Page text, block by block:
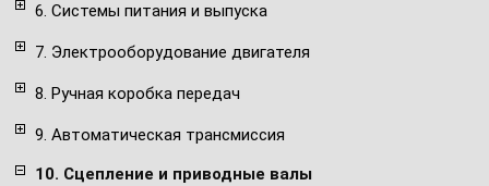
6. Системы питания и выпуска
7. Электрооборудование двигателя
8. Ручная коробка передач
9. Автоматическая трансмиссия
10. Сцепление и приводные валы